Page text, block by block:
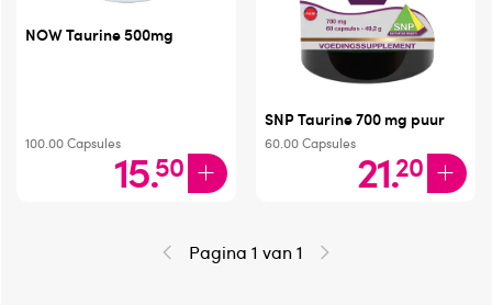
NOW Taurine 500mg
100.00Capsules15.50
SNP Taurine 700 mg puur
60.00Capsules21.20
Pagina 1 van 1